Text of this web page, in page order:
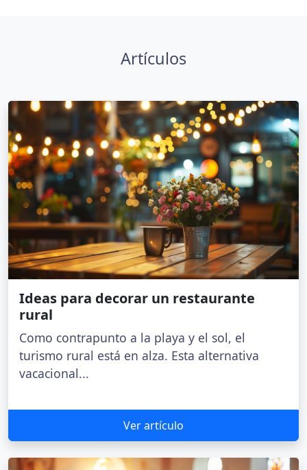
Artículos
Ideas para decorar un restaurante
rural
Como contrapunto a la playa y el sol, el
turismo rural está en alza. Esta alternativa
vacacional...
Ver artículo